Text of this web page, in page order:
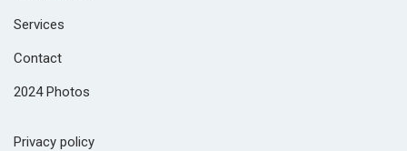
Services
Contact
2024 Photos
Privacy policy